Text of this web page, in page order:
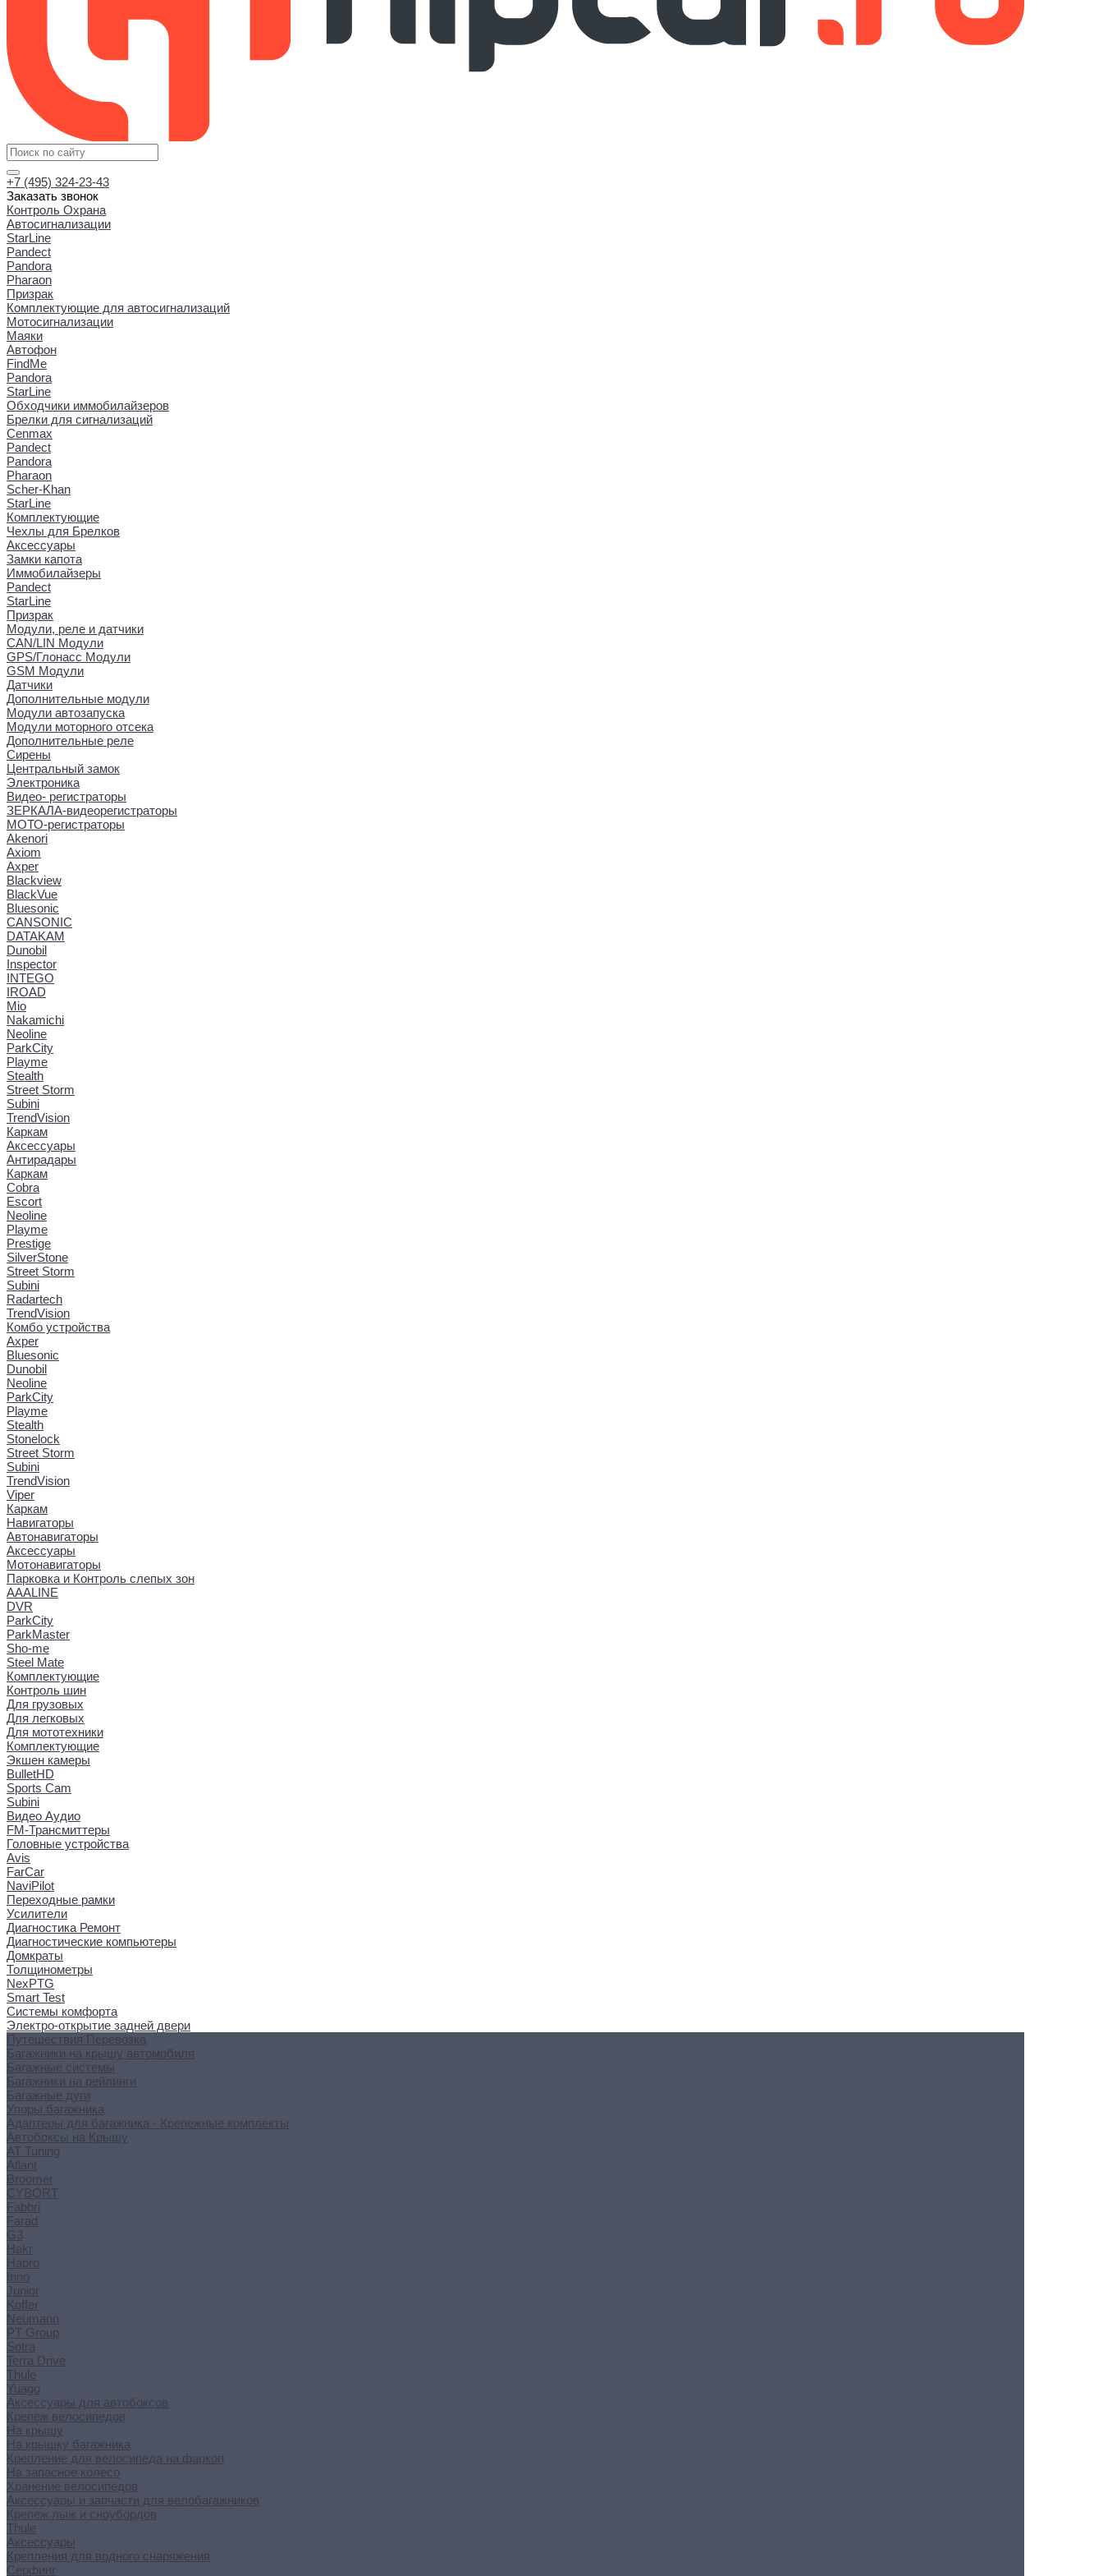
+7 (495) 324-23-43
Заказать звонок
Контроль Охрана
Автосигнализации
StarLine
Pandect
Pandora
Pharaon
Призрак
Комплектующие для автосигнализаций
Мотосигнализации
Маяки
Автофон
FindMe
Pandora
StarLine
Обходчики иммобилайзеров
Брелки для сигнализаций
Cenmax
Pandect
Pandora
Pharaon
Scher-Khan
StarLine
Комплектующие
Чехлы для Брелков
Аксессуары
Замки капота
Иммобилайзеры
Pandect
StarLine
Призрак
Модули, реле и датчики
CAN/LIN Модули
GPS/Глонасс Модули
GSM Модули
Датчики
Дополнительные модули
Модули автозапуска
Модули моторного отсека
Дополнительные реле
Сирены
Центральный замок
Электроника
Видео- регистраторы
ЗЕРКАЛА-видеорегистраторы
МОТО-регистраторы
Akenori
Axiom
Axper
Blackview
BlackVue
Bluesonic
CANSONIC
DATAKAM
Dunobil
Inspector
INTEGO
IROAD
Mio
Nakamichi
Neoline
ParkCity
Playme
Stealth
Street Storm
Subini
TrendVision
Каркам
Аксессуары
Антирадары
Каркам
Cobra
Escort
Neoline
Playme
Prestige
SilverStone
Street Storm
Subini
Radartech
TrendVision
Комбо устройства
Axper
Bluesonic
Dunobil
Neoline
ParkCity
Playme
Stealth
Stonelock
Street Storm
Subini
TrendVision
Viper
Каркам
Навигаторы
Автонавигаторы
Аксессуары
Мотонавигаторы
Парковка и Контроль слепых зон
AAALINE
DVR
ParkCity
ParkMaster
Sho-me
Steel Mate
Комплектующие
Контроль шин
Для грузовых
Для легковых
Для мототехники
Комплектующие
Экшен камеры
BulletHD
Sports Cam
Subini
Видео Аудио
FM-Трансмиттеры
Головные устройства
Avis
FarCar
NaviPilot
Переходные рамки
Усилители
Диагностика Ремонт
Диагностические компьютеры
Домкраты
Толщинометры
NexPTG
Smart Test
Системы комфорта
Электро-открытие задней двери
Путешествия Перевозка
Багажники на крышу автомобиля
Багажные системы
Багажники на рейлинги
Багажные дуги
Упоры багажника
Адаптеры для багажника - Крепежные комплекты
Автобоксы на Крышу
AT Tuning
Atlant
Broomer
CYBORT
Fabbri
Farad
G3
Hakr
Hapro
Inno
Junior
Koffer
Neumann
PT Group
Sotra
Terra Drive
Thule
Yuago
Аксессуары для автобоксов
Крепеж велосипедов
На крышу
На крышку багажника
Крепление для велосипеда на фаркоп
На запасное колесо
Хранение велосипедов
Аксессуары и запчасти для велобагажников
Крепеж лыж и сноубордов
Thule
Аксессуары
Крепления для водного снаряжения
Серфинг